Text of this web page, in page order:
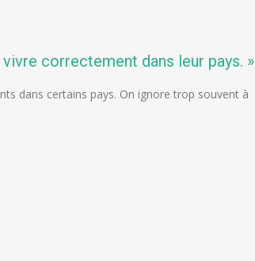
correctement dans leur pays. »
dans certains pays. On ignore trop souvent à